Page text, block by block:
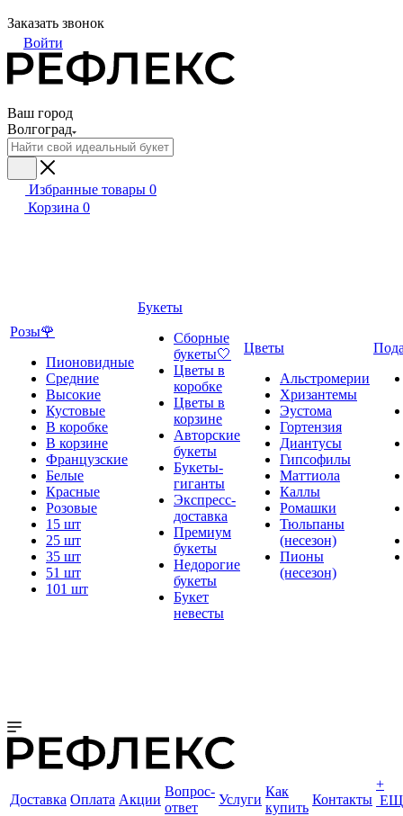
Заказать звонок
Войти
Ваш город
Волгоград
Избранные товары 0
Корзина 0
Розы🌹
Пионовидные
Средние
Высокие
Кустовые
В коробке
В корзине
Французские
Белые
Красные
Розовые
15 шт
25 шт
35 шт
51 шт
101 шт
Букеты
Сборные
букеты🤍
Цветы в
коробке
Цветы в
корзине
Авторские
букеты
Букеты-
гиганты
Экспресс-
доставка
Премиум
букеты
Недорогие
букеты
Букет
невесты
Цветы
Альстромерии
Хризантемы
Эустома
Гортензия
Диантусы
Гипсофилы
Маттиола
Каллы
Ромашки
Тюльпаны
(несезон)
Пионы
(несезон)
Доставка Оплата Акции
Вопрос-
ответ
Услуги
Как
купить
Контакты
+